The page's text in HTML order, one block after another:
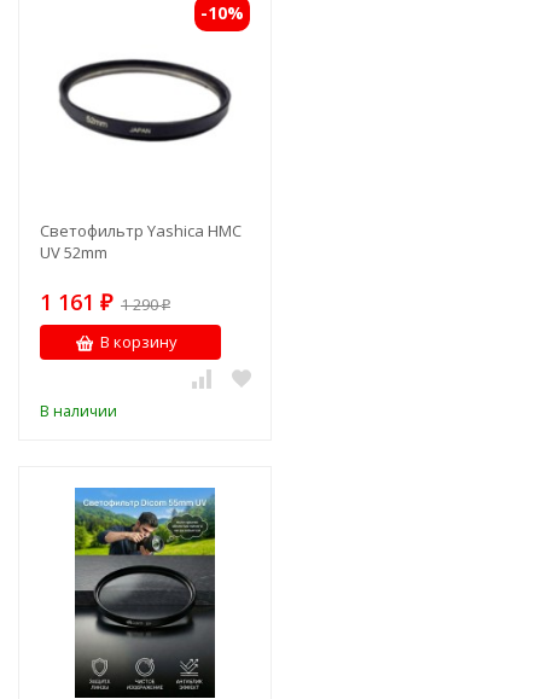
-10%
Светофильтр Yashica HMC
UV 52mm
1 161 ₽ 1 290₽
В корзину
В наличии